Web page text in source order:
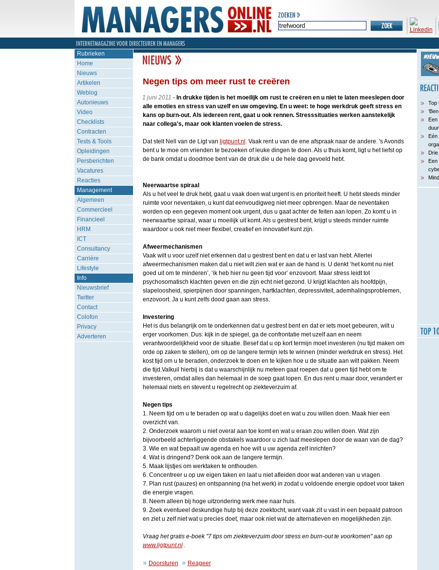
Rubrieken
Home
Nieuws
Artikelen
Weblog
Autonieuws
Video
Checklists
Contracten
Tests & Tools
Opleidingen
Persberichten
Vacatures
Reacties
Management
Algemeen
Commercieel
Financieel
HRM
ICT
Consultancy
Carrière
Lifestyle
Info
Nieuwsbrief
Twitter
Contact
Colofon
Privacy
Adverteren
Negen tips om meer rust te creëren
1 juni 2011 - In drukke tijden is het moeilijk om rust te creëren en u niet te laten meeslepen door
alle emoties en stress van uzelf en uw omgeving. En u weet: te hoge werkdruk geeft stress en
kans op burn-out. Als iedereen rent, gaat u ook rennen. Stresssituaties werken aanstekelijk
naar collega's, maar ook klanten voelen de stress.
Dat stelt Nell van de Ligt van ligtpunt.nl . Vaak rent u van de ene afspraak naar de andere. 's Avonds
bent u te moe om vrienden te bezoeken of leuke dingen te doen. Als u thuis komt, ligt u het liefst op
de bank omdat u doodmoe bent van de druk die u de hele dag gevoeld hebt.
Neerwaartse spiraal
Als u het veel te druk hebt, gaat u vaak doen wat urgent is en prioriteit heeft. U hebt steeds minder
ruimte voor neventaken, u kunt dat eenvoudigweg niet meer opbrengen. Maar de neventaken
worden op een gegeven moment ook urgent, dus u gaat achter de feiten aan lopen. Zo komt u in
neerwaartse spiraal, waar u moeilijk uit komt. Als u gestrest bent, krijgt u steeds minder ruimte
waardoor u ook niet meer flexibel, creatief en innovatief kunt zijn.
Afweermechanismen
Vaak wilt u voor uzelf niet erkennen dat u gestrest bent en dat u er last van hebt. Allerlei
afweermechanismen maken dat u niet wilt zien wat er aan de hand is. U denkt ‘het komt nu niet
goed uit om te minderen’, ‘ik heb hier nu geen tijd voor’ enzovoort. Maar stress leidt tot
psychosomatisch klachten geven en die zijn echt niet gezond. U krijgt klachten als hoofdpijn,
slapeloosheid, spierpijnen door spanningen, hartklachten, depressiviteit, ademhalingsproblemen,
enzovoort. Ja u kunt zelfs dood gaan aan stress.
Investering
Het is dus belangrijk om te onderkennen dat u gestrest bent en dat er iets moet gebeuren, wilt u
erger voorkomen. Dus: kijk in de spiegel, ga de confrontatie met uzelf aan en neem
verantwoordelijkheid voor de situatie. Besef dat u op kort termijn moet investeren (nu tijd maken om
orde op zaken te stellen), om op de langere termijn iets te winnen (minder werkdruk en stress). Het
kost tijd om u te beraden, onderzoek te doen en te kijken hoe u de situatie aan wilt pakken. Neem
die tijd.Valkuil hierbij is dat u waarschijnlijk nu meteen gaat roepen dat u geen tijd hebt om te
investeren, omdat alles dan helemaal in de soep gaat lopen. En dus rent u maar door, verandert er
helemaal niets en stevent u regelrecht op ziekteverzuim af.
Negen tips
1. Neem tijd om u te beraden op wat u dagelijks doet en wat u zou willen doen. Maak hier een
overzicht van.
2. Onderzoek waarom u niet overal aan toe komt en wat u eraan zou willen doen. Wat zijn
bijvoorbeeld achterliggende obstakels waardoor u zich laat meeslepen door de waan van de dag?
3. Wie en wat bepaalt uw agenda en hoe wilt u uw agenda zelf inrichten?
4. Wat is dringend? Denk ook aan de langere termijn.
5. Maak lijstjes om werktaken te onthouden.
6. Concentreer u op uw eigen taken en laat u niet afleiden door wat anderen van u vragen.
7. Plan rust (pauzes) en ontspanning (na het werk) in zodat u voldoende energie opdoet voor taken
die energie vragen.
8. Neem alleen bij hoge uitzondering werk mee naar huis.
9. Zoek eventueel deskundige hulp bij deze zoektocht, want vaak zit u vast in een bepaald patroon
en ziet u zelf niet wat u precies doet, maar ook niet wat de alternatieven en mogelijkheden zijn.
Vraag het gratis e-boek "7 tips om ziekteverzuim door stress en burn-out te voorkomen" aan op
www.ligtpunt.nl.
Doorsturen Reageer
Top